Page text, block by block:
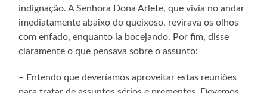
indignação. A Senhora Dona Arlete, que vivia no andar
imediatamente abaixo do queixoso, revirava os olhos
com enfado, enquanto ia bocejando. Por fim, disse
claramente o que pensava sobre o assunto:
– Entendo que deveríamos aproveitar estas reuniões